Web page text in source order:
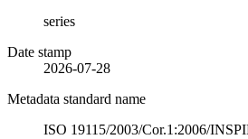
series
Date stamp
2026-07-28
Metadata standard name
ISO 19115/2003/Cor.1:2006/